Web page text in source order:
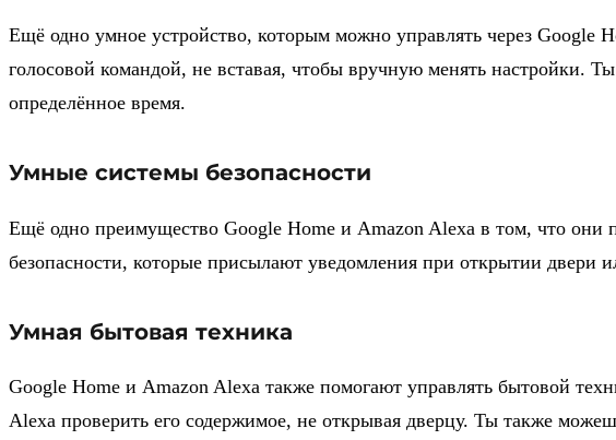
Ещё одно умное устройство, которым можно управлять через Google
голосовой командой, не вставая, чтобы вручную менять настройки.
определённое время.
Умные системы безопасности
Ещё одно преимущество Google Home и Amazon Alexa в том, что
безопасности, которые присылают уведомления при открытии
Умная бытовая техника
Google Home и Amazon Alexa также помогают управлять бытовой
Alexa проверить его содержимое, не открывая дверцу. Ты также